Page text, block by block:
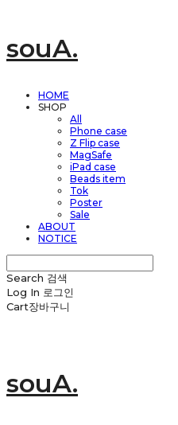
souA.
HOME
SHOP
All
Phone case
Z Flip case
MagSafe
iPad case
Beads item
Tok
Poster
Sale
ABOUT
NOTICE
Search 검색
Log In 로그인
Cart장바구니
souA.